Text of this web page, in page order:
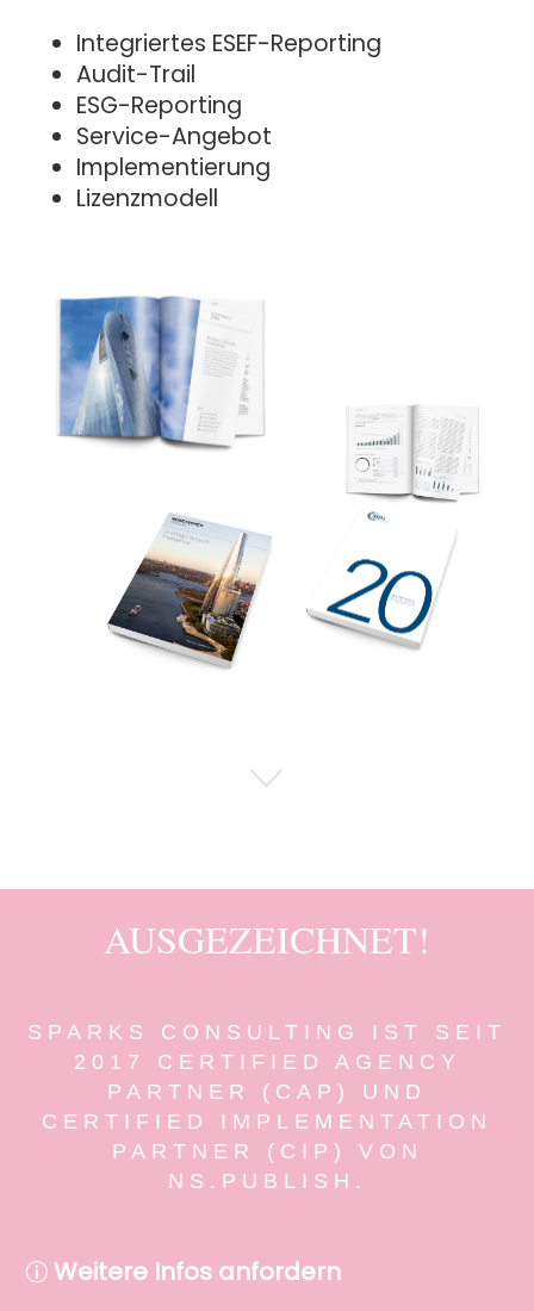
Integriertes ESEF-Reporting
Audit-Trail
ESG-Reporting
Service-Angebot
Implementierung
Lizenzmodell
AUSGEZEICHNET!
SPARKS CONSULTING IST SEIT
2017 CERTIFIED AGENCY
PARTNER (CAP) UND
CERTIFIED IMPLEMENTATION
PARTNER (CIP) VON
NS.PUBLISH.
p Weitere Infos anfordern